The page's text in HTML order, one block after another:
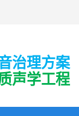
治理方案
声学工程